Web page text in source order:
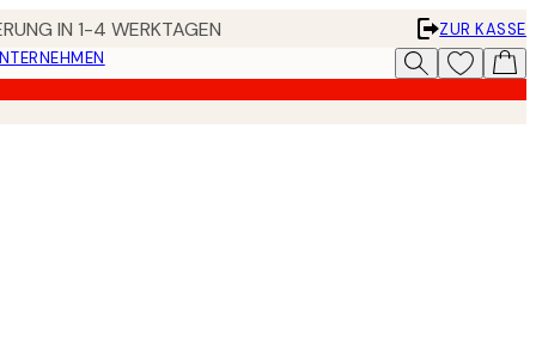
IN 1-4 WERKTAGEN
ZUR KASSE